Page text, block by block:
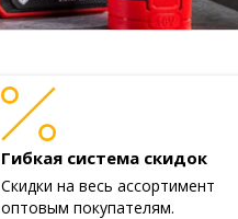
Гибкая система скидок
Скидки на весь ассортимент
оптовым покупателям.